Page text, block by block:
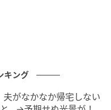
は、和紙とレーヨン
キング
がなかなか帰宅しない